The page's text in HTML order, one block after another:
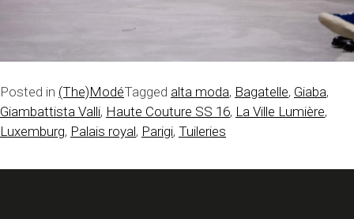
Posted in (The)ModéTagged alta moda, Bagatelle, Giaba,
Giambattista Valli, Haute Couture SS 16, La Ville Lumière,
Luxemburg, Palais royal, Parigi, Tuileries